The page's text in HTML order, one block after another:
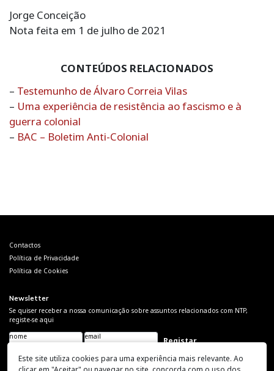
Este site utiliza cookies para uma experiência mais relevante. Ao
Jorge Conceição
Nota feita em 1 de julho de 2021
CONTEÚDOS RELACIONADOS
– Testemunho de Álvaro Correia Vilas
– Uma experiência de resistência ao fascismo e à
guerra colonial
– BAC – Boletim Anti-Colonial
artigos
Contactos
Política de Privacidade
Política de Cookies
Newsletter
Se quiser receber a nossa comunicação sobre assuntos relacionados com NTP,
registe-se aqui
nome
email
Please leave this field
empty.
Acompanhe-nos